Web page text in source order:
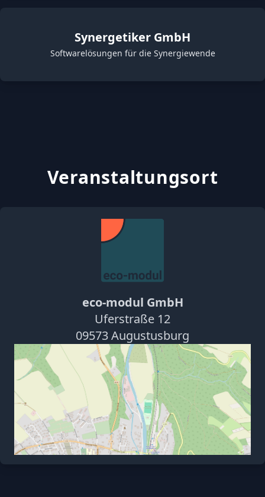
Synergetiker GmbH
Softwarelösungen für die Synergiewende
Veranstaltungsort
eco-modul GmbH
Uferstraße 12
09573 Augustusburg